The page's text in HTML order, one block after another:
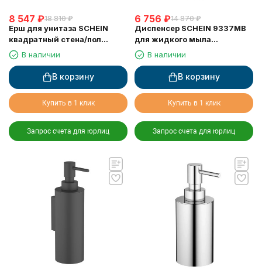
8 547 ₽18 810 ₽
Ерш для унитаза SCHEIN
квадратный стена/пол
хромированный (9364CH)
В наличии
В корзину
Купить в 1 клик
Запрос счета для юрлиц
6 756 ₽14 870 ₽
Диспенсер SCHEIN 9337MB
для жидкого мыла
настольный черный
В наличии
В корзину
Купить в 1 клик
Запрос счета для юрлиц